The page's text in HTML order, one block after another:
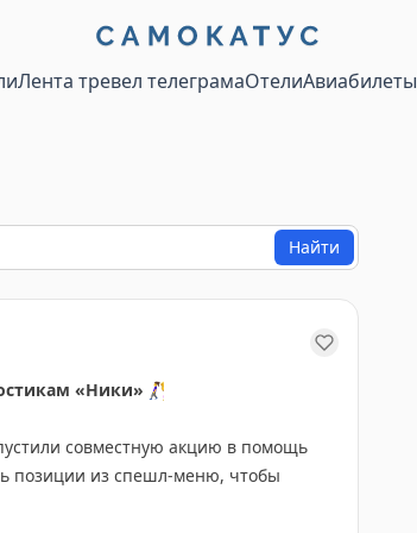
Лента тревел телеграмаОтелиАвиабилеты
Найти
«Ники» 🚶‍♀️
совместную акцию в помощь
позиции из спешл-меню, чтобы